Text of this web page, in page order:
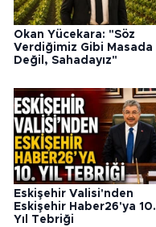
Okan Yücekara: "Söz
Verdiğimiz Gibi Masada
Değil, Sahadayız"
Eskişehir Valisi'nden
Eskişehir Haber26'ya 10.
Yıl Tebriği